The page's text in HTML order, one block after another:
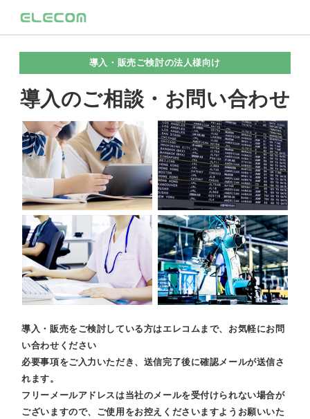
導入・販売ご検討の法人様向け
導入のご相談・お問い合わせ
導入・販売をご検討している方はエレコムまで、お気軽にお問
い合わせください
必要事項をご入力いただき、送信完了後に確認メールが送信さ
れます。
フリーメールアドレスは当社のメールを受付けられない場合が
ございますので、ご使用をお控えくださいますようお願いいた